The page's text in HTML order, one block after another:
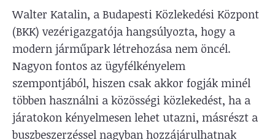
Walter Katalin, a Budapesti Közlekedési Központ
(BKK) vezérigazgatója hangsúlyozta, hogy a
modern járműpark létrehozása nem öncél.
Nagyon fontos az ügyfélkényelem
szempontjából, hiszen csak akkor fogják minél
többen használni a közösségi közlekedést, ha a
járatokon kényelmesen lehet utazni, másrészt a
buszbeszerzéssel nagyban hozzájárulhatnak